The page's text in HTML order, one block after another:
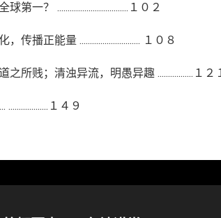
一？ ..................................１０２
传播正能量 ............................. １０８
所贱；清浊异流，明愚异趣 .................１２
...................１４９